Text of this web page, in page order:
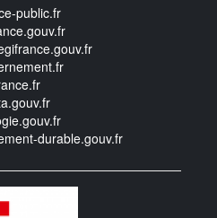
public.fr
durable.gouv.fr